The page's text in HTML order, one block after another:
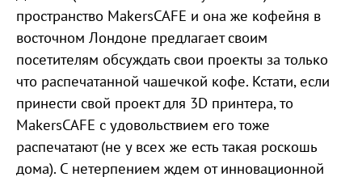
пространство MakersCAFE и она же кофейня в
восточном Лондоне предлагает своим
посетителям обсуждать свои проекты за только
что распечатанной чашечкой кофе. Кстати, если
принести свой проект для 3D принтера, то
MakersCAFE с удовольствием его тоже
распечатают (не у всех же есть такая роскошь
дома). С нетерпением ждем от инновационной